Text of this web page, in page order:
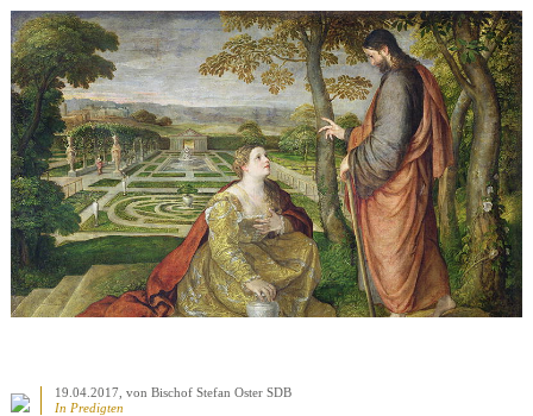
BEITRAG ANSEHEN
19.04.2017 , von Bischof Stefan Oster SDB
In Predigten